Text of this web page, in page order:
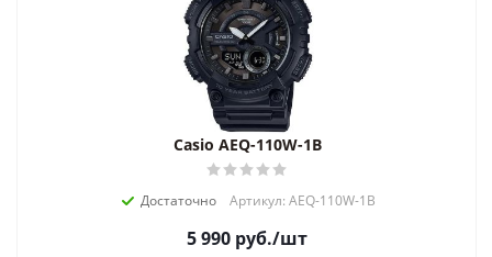
Casio AEQ-110W-1B
Достаточно Артикул: AEQ-110W-1B
5 990 руб./шт